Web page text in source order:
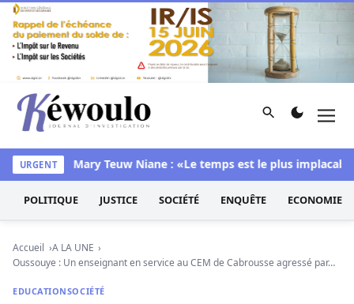
Aller au contenu
Kéwoulo, le premier site d'information et d'investigation
Rechercher
URGENTMary Teuw Niane : «Le temps est le plus implacable
POLITIQUE JUSTICE SOCIÉTÉ ENQUÊTE ECONOMIE
Accueil
A LA UNE
Oussouye : Un enseignant en service au CEM de Cabrousse agressé par…
EDUCATIONSOCIÉTÉ